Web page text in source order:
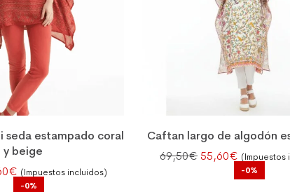
seda estampado coral
y beige
original era: 59,50€.
€El precio actual es: 47,60€.
(Impuestos incluidos)
-0%
Caftan largo de algodón
69,50€ El precio original
55,60€El precio
(Impuestos
-0%